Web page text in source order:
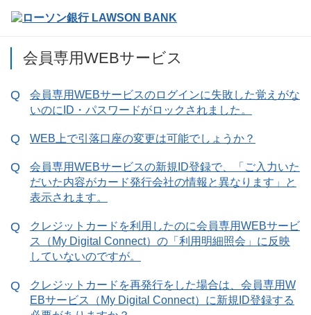
会員専用WEBサービス
会員専用WEBサービスのログインに失敗した覚えがな
いのにID・パスワードがロックされました。
WEB上で引落口座の変更は可能でしょうか？
会員専用WEBサービスの新規ID登録で、「ご入力いた
だいた内容がカード発行会社の情報と異なります」と
表示されます。
クレジットカードを利用したのに会員専用WEBサービ
ス（My Digital Connect）の「利用明細照会」に反映
していないのですが。
クレジットカードを再発行をした場合は、会員専用W
EBサービス（My Digital Connect）に新規ID登録する